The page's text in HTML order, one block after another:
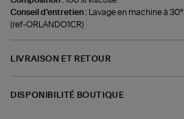
Conseil d'entretien :
Lavage en machine à 30°.
(ref-ORLANDO1CR)
LIVRAISON ET RETOUR
DISPONIBILITÉ BOUTIQUE